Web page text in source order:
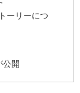
ーリーにつ
公開